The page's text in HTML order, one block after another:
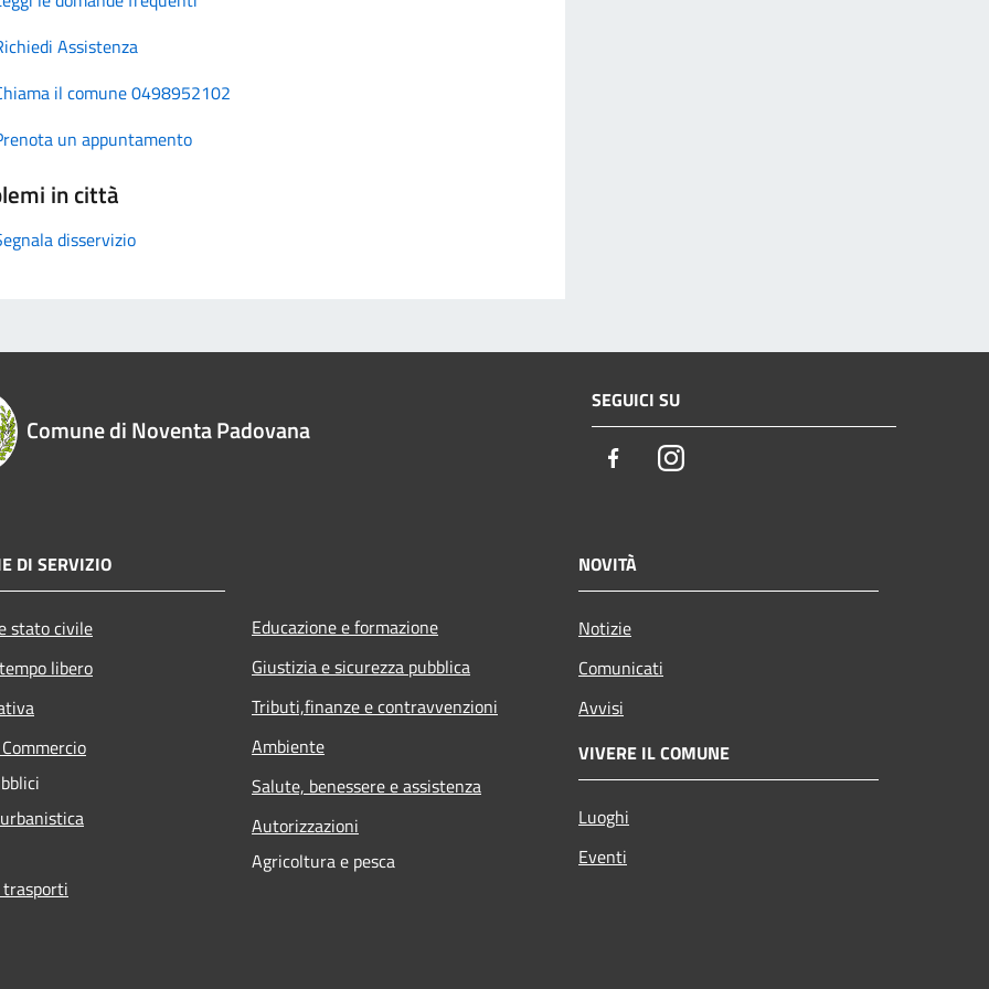
Assistenza
il comune 0498952102
un appuntamento
in città
disservizio
Comune di Noventa Padovana
SEGUICI SU
FacebookInstagram
DI SERVIZIO
stato civile
libero
Educazione e formazione
Giustizia e sicurezza pubblica
Tributi,finanze e contravvenzioni
Ambiente
Salute, benessere e assistenza
Autorizzazioni
Agricoltura e pesca
NOVITÀ
Notizie
Comunicati
Avvisi
VIVERE IL COMUNE
Luoghi
Eventi